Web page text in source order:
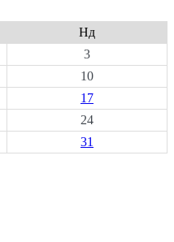
Нд
3
10
17
24
31